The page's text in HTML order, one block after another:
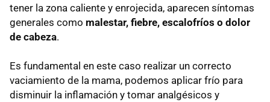
tener la zona caliente y enrojecida, aparecen síntomas
generales como malestar, fiebre, escalofríos o dolor
de cabeza.
Es fundamental en este caso realizar un correcto
vaciamiento de la mama, podemos aplicar frío para
disminuir la inflamación y tomar analgésicos y